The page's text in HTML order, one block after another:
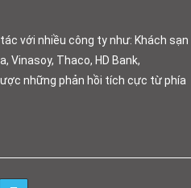
với nhiều công ty như: Khách sạn
Vinasoy, Thaco, HD Bank,
những phản hồi tích cực từ phía